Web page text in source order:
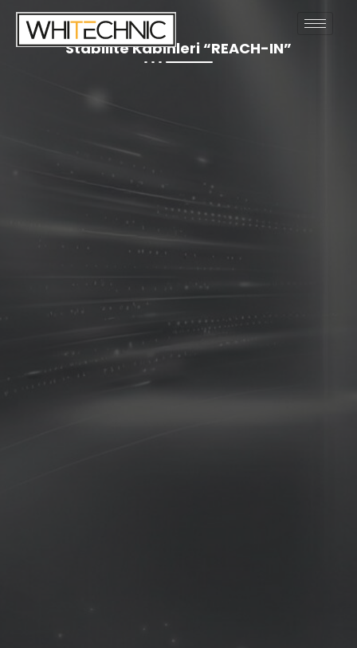
Stabilite Kabinleri “REACH-IN”